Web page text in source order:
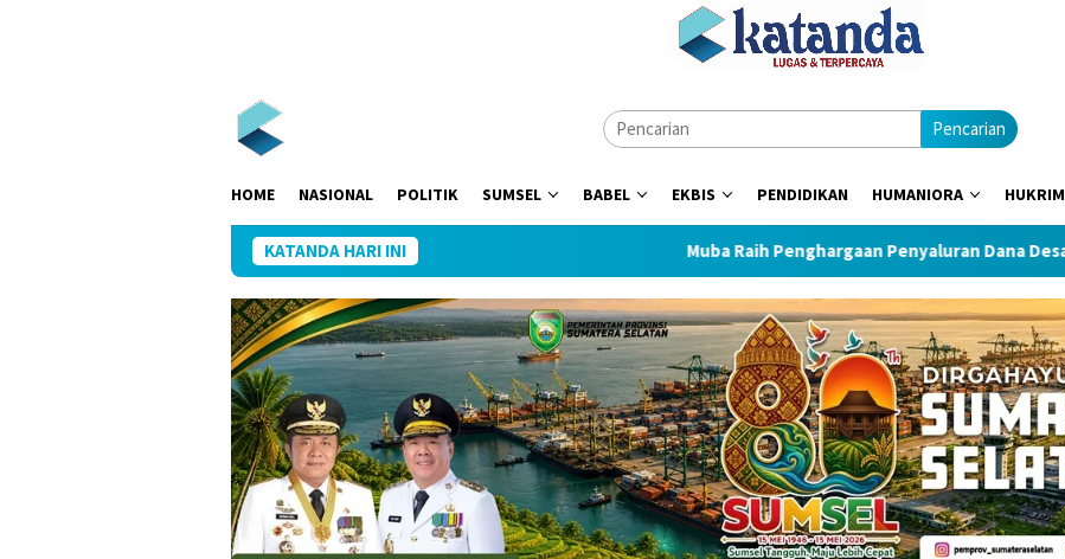
Pencarian
HOME NASIONAL POLITIK SUMSEL BABEL EKBIS PENDIDIKAN HUMANIORA HUKRIM
KATANDA HARI INI Muba Raih Penghargaan Penyaluran Dana Desa Tercepat